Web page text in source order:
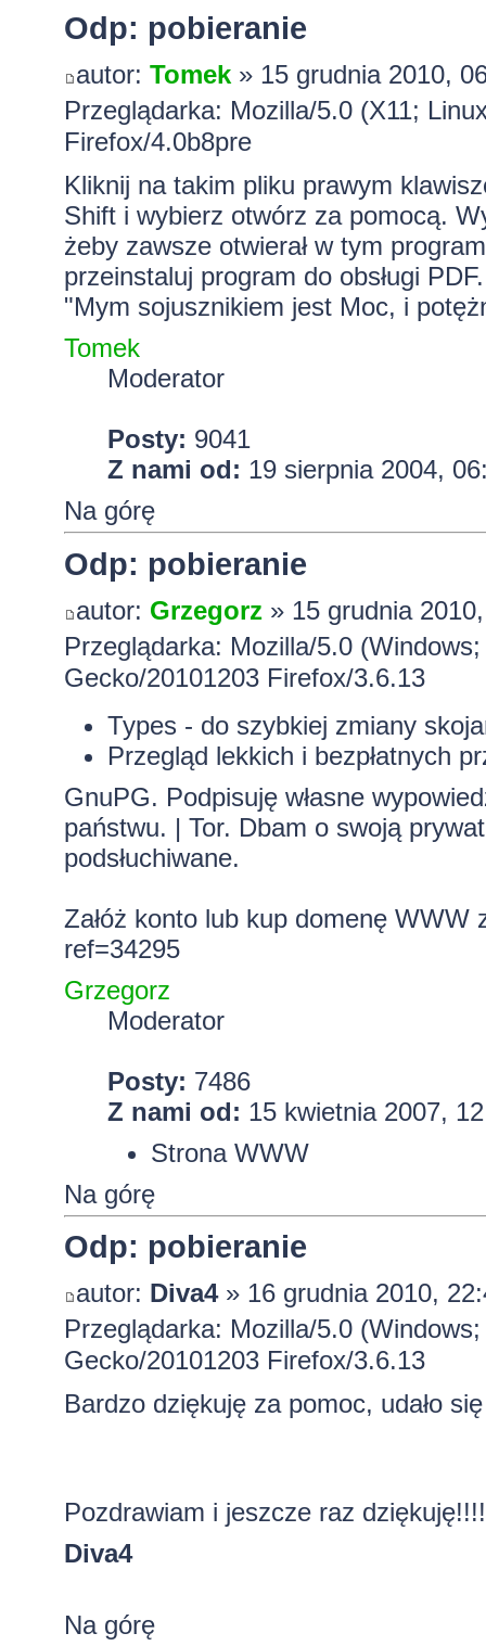
Odp: pobieranie
autor: Tomek» 15 grudnia 2010,
Przeglądarka: Mozilla/5.0 (X11;
Firefox/4.0b8pre
Kliknij na takim pliku prawym
Shift i wybierz otwórz za pomocą.
żeby zawsze otwierał w tym
przeinstaluj program do obsługi PDF.
"Mym sojusznikiem jest Moc, i
Tomek
Moderator
Posty: 9041
Z nami od: 19 sierpnia 2004,
Na górę
Odp: pobieranie
autor: Grzegorz» 15 grudnia
Przeglądarka: Mozilla/5.0
Gecko/20101203 Firefox/3.6.13
Types - do szybkiej zmiany
Przegląd lekkich i bezpłatnych
GnuPG. Podpisuję własne
państwu. | Tor. Dbam o swoją
podsłuchiwane.
Załóż konto lub kup domenę
ref=34295
Grzegorz
Moderator
Posty: 7486
Z nami od: 15 kwietnia 2007,
Strona WWW
Na górę
Odp: pobieranie
autor: Diva4» 16 grudnia 2010,
Przeglądarka: Mozilla/5.0
Gecko/20101203 Firefox/3.6.13
Bardzo dziękuję za pomoc, udało
Pozdrawiam i jeszcze raz
Diva4
Na górę